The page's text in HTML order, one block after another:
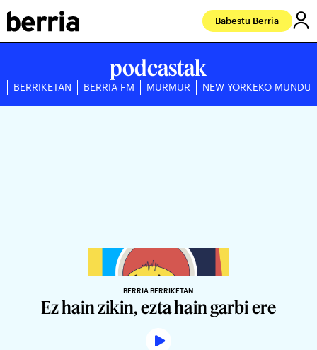
Babestu Berria
podcastak
BERRIKETAN BERRIA FM MURMUR NEW YORKEKO
BERRIA BERRIKETAN
Ez hain zikin, ezta hain garbi ere